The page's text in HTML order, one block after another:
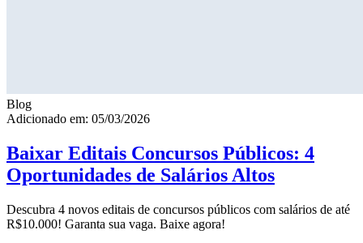
Blog
Adicionado em: 05/03/2026
Baixar Editais Concursos Públicos: 4
Oportunidades de Salários Altos
Descubra 4 novos editais de concursos públicos com salários de até
R$10.000! Garanta sua vaga. Baixe agora!